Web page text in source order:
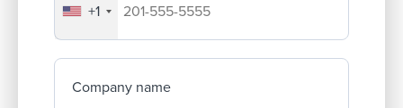
Your company's phone number
+1
Company name